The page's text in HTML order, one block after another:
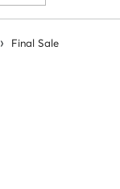
› Final Sale